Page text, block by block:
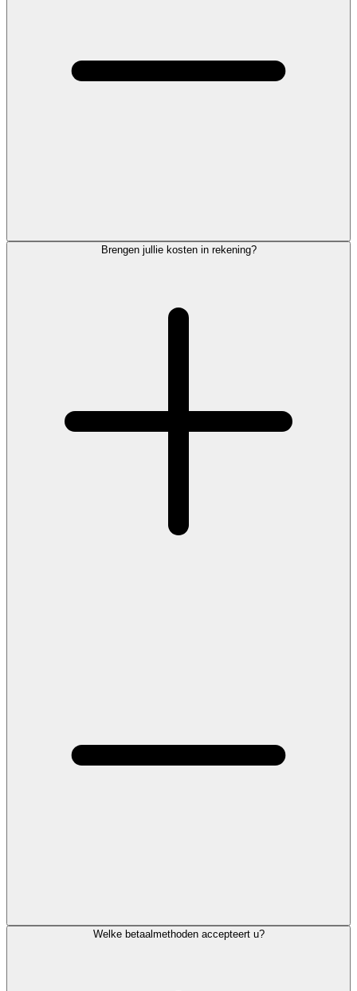
Brengen jullie kosten in rekening?
Welke betaalmethoden accepteert u?